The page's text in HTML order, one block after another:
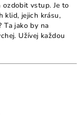
ozdobit vstup. Je to
klid, jejich krásu,
Ta jako by na
Užívej každou